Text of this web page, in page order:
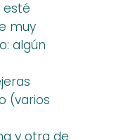
esté
muy
algún
(varios
y otra de